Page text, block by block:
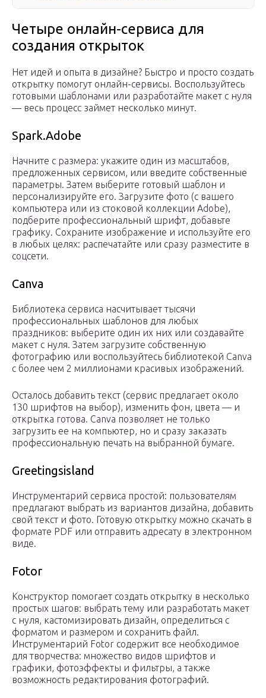
Четыре онлайн-сервиса для
создания открыток
Нет идей и опыта в дизайне? Быстро и просто создать
открытку помогут онлайн-сервисы. Воспользуйтесь
готовыми шаблонами или разработайте макет с нуля
— весь процесс займет несколько минут.
Spark.Adobe
Начните с размера: укажите один из масштабов,
предложенных сервисом, или введите собственные
параметры. Затем выберите готовый шаблон и
персонализируйте его. Загрузите фото (с вашего
компьютера или из стоковой коллекции Adobe),
подберите профессиональный шрифт, добавьте
графику. Сохраните изображение и используйте его
в любых целях: распечатайте или сразу разместите в
соцсети.
Canva
Библиотека сервиса насчитывает тысячи
профессиональных шаблонов для любых
праздников: выберите один их них или создавайте
макет с нуля. Затем загрузите собственную
фотографию или воспользуйтесь библиотекой Canva
с более чем 2 миллионами красивых изображений.
Осталось добавить текст (сервис предлагает около
130 шрифтов на выбор), изменить фон, цвета — и
открытка готова. Canva позволяет не только
загрузить ее на компьютер, но и сразу заказать
профессиональную печать на выбранной бумаге.
Greetingsisland
Инструментарий сервиса простой: пользователям
предлагают выбрать из вариантов дизайна, добавить
свой текст и фото. Готовую открытку можно скачать в
формате PDF или отправить адресату в электронном
виде.
Fotor
Конструктор помогает создать открытку в несколько
простых шагов: выбрать тему или разработать макет
с нуля, кастомизировать дизайн, определиться с
форматом и размером и сохранить файл.
Инструментарий Fotor содержит все необходимое
для творчества: множество видов шрифтов и
графики, фотоэффекты и фильтры, а также
возможность редактирования фотографий.